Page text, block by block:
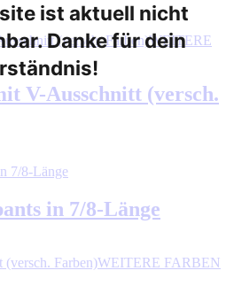
WEITERE
V-Ausschnitt (versch.
in 7/8-Länge
WEITERE FARBEN
ist aktuell nicht
Danke für dein